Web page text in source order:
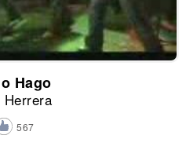
Hago
Herrera
567